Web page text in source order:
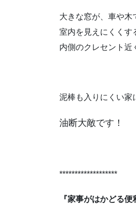
大きな窓が、車や木
室内を見えにくくす
内側のクレセント近
泥棒も入りにくい家
油断大敵です！
*******************
『家事がはかどる